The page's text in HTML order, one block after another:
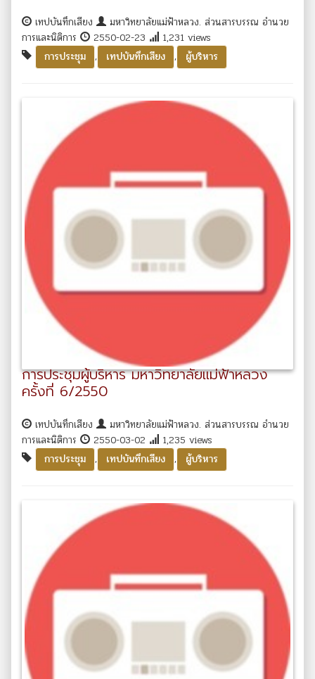
เทปบันทึกเสียง
มหาวิทยาลัยแม่ฟ้าหลวง. ส่วนสารบรรณ อำนวย
การและนิติการ
2550-02-23
1,231 views
การประชุม
, เทปบันทึกเสียง , ผู้บริหาร
การประชุมผู้บริหาร มหาวิทยาลัยแม่ฟ้าหลวง
ครั้งที่ 6/2550
เทปบันทึกเสียง
มหาวิทยาลัยแม่ฟ้าหลวง. ส่วนสารบรรณ อำนวย
การและนิติการ
2550-03-02
1,235 views
การประชุม
, เทปบันทึกเสียง , ผู้บริหาร